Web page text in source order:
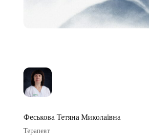
Феськова Тетяна Миколаївна
Терапевт